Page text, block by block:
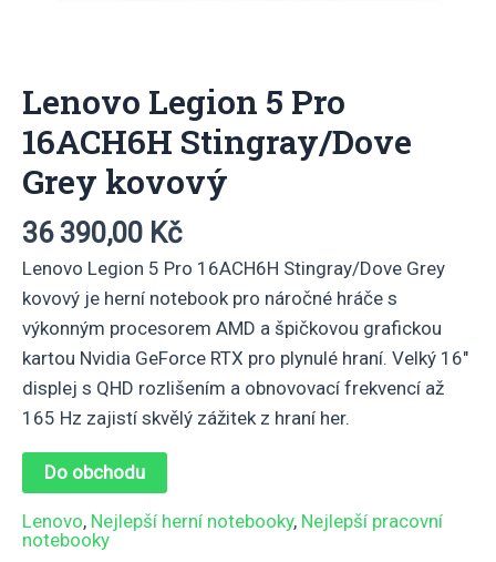
Lenovo Legion 5 Pro
16ACH6H Stingray/Dove
Grey kovový
36 390,00 Kč
Lenovo Legion 5 Pro 16ACH6H Stingray/Dove Grey
kovový je herní notebook pro náročné hráče s
výkonným procesorem AMD a špičkovou grafickou
kartou Nvidia GeForce RTX pro plynulé hraní. Velký 16″
displej s QHD rozlišením a obnovovací frekvencí až
165 Hz zajistí skvělý zážitek z hraní her.
Do obchodu
Lenovo, Nejlepší herní notebooky, Nejlepší pracovní
notebooky